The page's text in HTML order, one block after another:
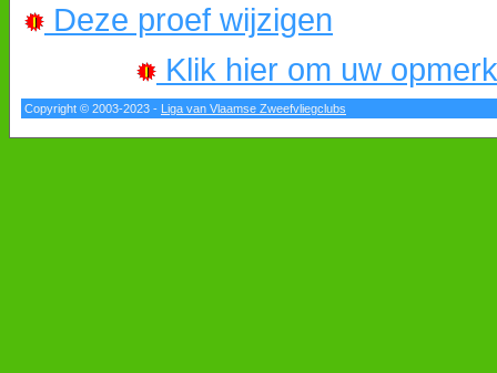
Deze proef wijzigen
Klik hier om uw
Copyright © 2003-2023 - Liga van Vlaamse Zweefvliegclubs